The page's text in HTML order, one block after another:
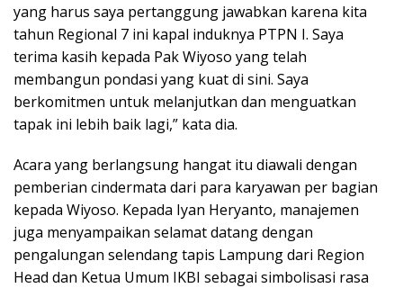
yang harus saya pertanggung jawabkan karena kita
tahun Regional 7 ini kapal induknya PTPN I. Saya
terima kasih kepada Pak Wiyoso yang telah
membangun pondasi yang kuat di sini. Saya
berkomitmen untuk melanjutkan dan menguatkan
tapak ini lebih baik lagi,” kata dia.
Acara yang berlangsung hangat itu diawali dengan
pemberian cindermata dari para karyawan per bagian
kepada Wiyoso. Kepada Iyan Heryanto, manajemen
juga menyampaikan selamat datang dengan
pengalungan selendang tapis Lampung dari Region
Head dan Ketua Umum IKBI sebagai simbolisasi rasa